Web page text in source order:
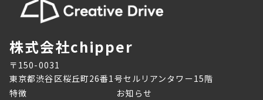
株式会社chipper
〒150-0031
東京都渋谷区桜丘町26番1号セルリアンタワー15階
特徴
お知らせ